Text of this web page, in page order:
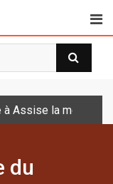
à Assise la messe
du